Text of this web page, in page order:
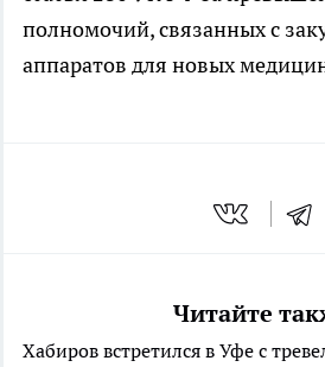
полномочий, связанных с
аппаратов для новых
Читайте
Хабиров встретился в Уфе с